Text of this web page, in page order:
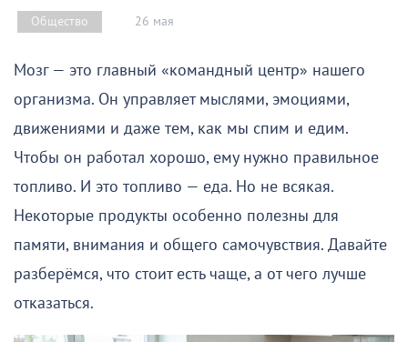
Общество 26 мая
Мозг — это главный «командный центр» нашего
организма. Он управляет мыслями, эмоциями,
движениями и даже тем, как мы спим и едим.
Чтобы он работал хорошо, ему нужно правильное
топливо. И это топливо — еда. Но не всякая.
Некоторые продукты особенно полезны для
памяти, внимания и общего самочувствия. Давайте
разберёмся, что стоит есть чаще, а от чего лучше
отказаться.